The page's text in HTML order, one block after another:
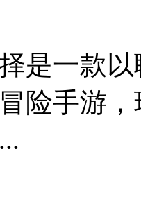
是一款
险手游‌